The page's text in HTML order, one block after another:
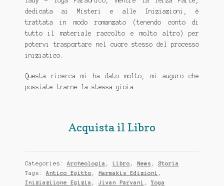
dedicata ai Misteri e alle Iniziazioni, è
trattata in modo romanzato (tenendo conto di
tutto il materiale raccolto e molto altro) per
potervi trasportare nel cuore stesso del processo
iniziatico.
Questa ricerca mi ha dato molto, mi auguro che
possiate trarne la stessa gioia.
Acquista il Libro
Categories: Archeologia , Libro , News , Storia
Tags: Antico Egitto , Harmakis Edizioni ,
Iniziaziione Egizia , Jivan Parvani , Yoga